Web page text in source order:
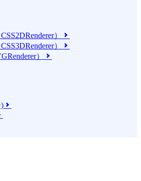
） 
） 
） 
